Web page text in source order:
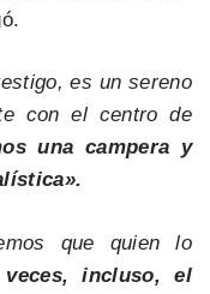
es un sereno
con el centro de
una campera y
que quien lo
incluso, el